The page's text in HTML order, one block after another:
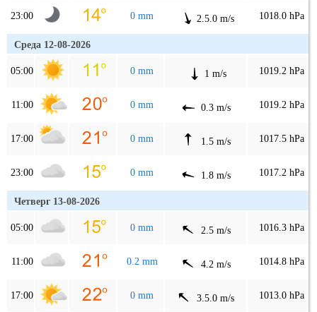
23:00 0 mm 2.5.0 m/s 1018.0 hPa
Среда 12-08-2026
05:00 0 mm 1 m/s 1019.2 hPa
11:00 0 mm 0.3 m/s 1019.2 hPa
17:00 0 mm 1.5 m/s 1017.5 hPa
23:00 0 mm 1.8 m/s 1017.2 hPa
Четверг 13-08-2026
05:00 0 mm 2.5 m/s 1016.3 hPa
11:00 0.2 mm 4.2 m/s 1014.8 hPa
17:00 0 mm 3.5.0 m/s 1013.0 hPa